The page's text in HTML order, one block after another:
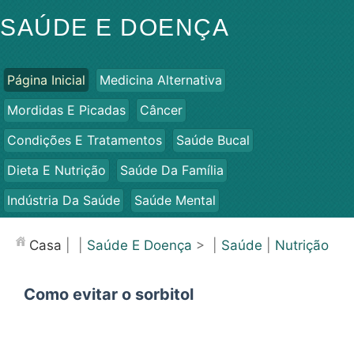
SAÚDE E DOENÇA
Página Inicial
Medicina Alternativa
Mordidas E Picadas
Câncer
Condições E Tratamentos
Saúde Bucal
Dieta E Nutrição
Saúde Da Família
Indústria Da Saúde
Saúde Mental
Casa Saúde E Doença > | Saúde Nutrição
Como evitar o sorbitol